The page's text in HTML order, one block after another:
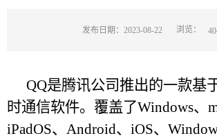
发布日期：2023-08-22 浏览：
QQ是腾讯公司推出的一款基
时通信软件。覆盖了Windows、
iPadOS、Android、iOS、